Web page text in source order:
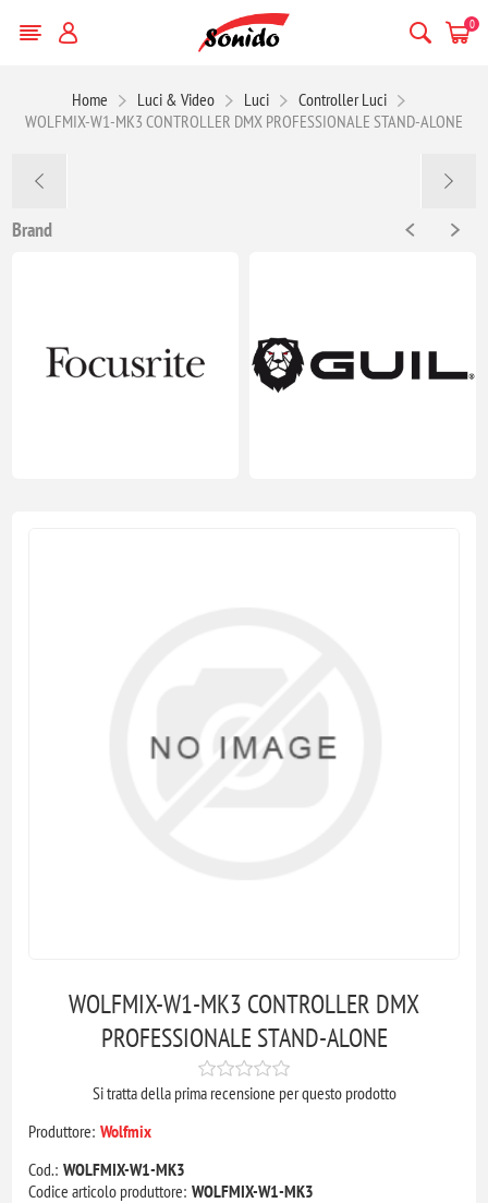
0
Home Luci & Video Luci
Controller Luci
WOLFMIX-W1-MK3 CONTROLLER DMX PROFESSIONALE STAND-ALONE
Brand
WOLFMIX-W1-MK3 CONTROLLER DMX
PROFESSIONALE STAND-ALONE
Si tratta della prima recensione per questo prodotto
Produttore: Wolfmix
Cod.: WOLFMIX-W1-MK3
Codice articolo produttore: WOLFMIX-W1-MK3